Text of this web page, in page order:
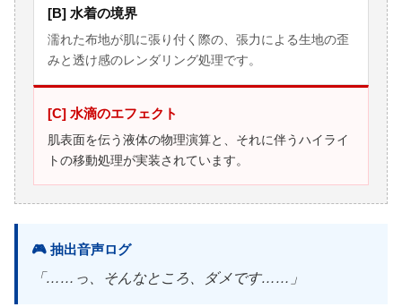
[B] 水着の境界
濡れた布地が肌に張り付く際の、張力による生地の歪
みと透け感のレンダリング処理です。
[C] 水滴のエフェクト
肌表面を伝う液体の物理演算と、それに伴うハイライ
トの移動処理が実装されています。
🎮 抽出音声ログ
「……っ、そんなところ、ダメです……」